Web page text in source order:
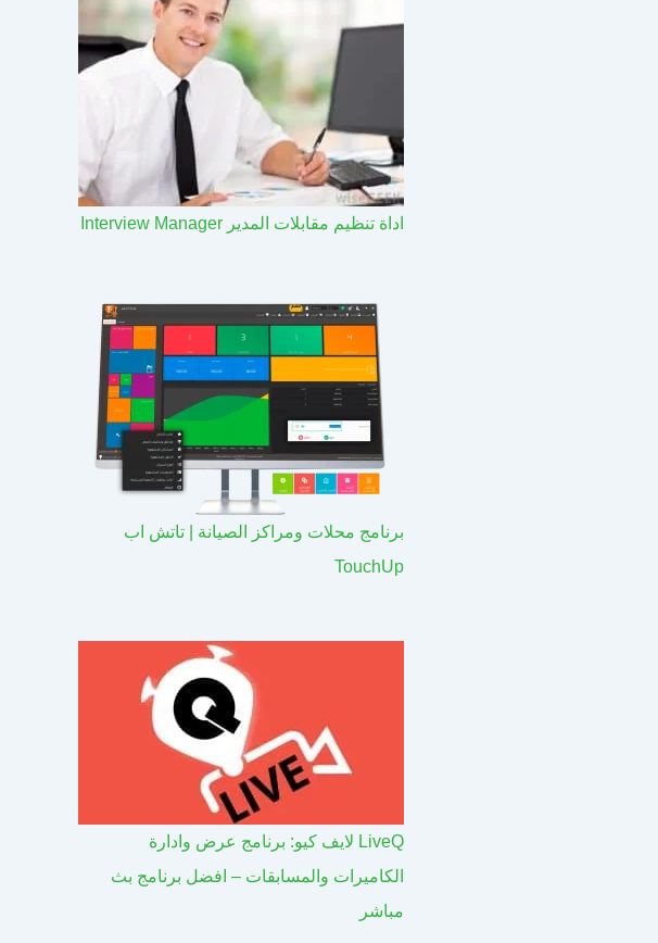
اداة تنظيم مقابلات المدير Interview Manager
برنامج محلات ومراكز الصيانة | تاتش اب
TouchUp
LiveQ لايف كيو: برنامج عرض وادارة
الكاميرات والمسابقات – افضل برنامج بث
مباشر